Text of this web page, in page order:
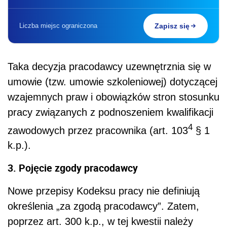
Liczba miejsc ograniczona Zapisz się
Taka decyzja pracodawcy uzewnętrznia się w
umowie (tzw. umowie szkoleniowej) dotyczącej
wzajemnych praw i obowiązków stron stosunku
pracy związanych z podnoszeniem kwalifikacji
zawodowych przez pracownika (art. 1034 § 1
k.p.).
3. Pojęcie zgody pracodawcy
Nowe przepisy Kodeksu pracy nie definiują
określenia „za zgodą pracodawcy”. Zatem,
poprzez art. 300 k.p., w tej kwestii należy